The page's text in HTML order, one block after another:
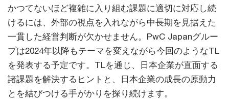
かつてないほど複雑に入り組む課題に適切に対応し続
けるには、外部の視点を入れながら中長期を見据えた
一貫した経営判断が欠かせません。PwC Japanグルー
プは2024年以降もテーマを変えながら今回のようなTL
を発表する予定です。TLを通じ、日本企業が直面する
諸課題を解決するヒントと、日本企業の成長の原動力
とを結びつける手がかりを探り続けます。